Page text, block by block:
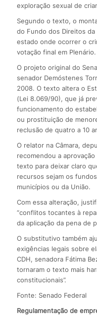
exploração sexual de
Segundo o texto, o
do Fundo dos Direitos
estado onde ocorrer o
votação final em Plenário.
O projeto original do
senador Demóstenes
2008. O texto altera o
(Lei 8.069/90), que já
funcionamento do
ou prostituição de
reclusão de quatro a 10
O relator na Câmara,
recomendou a
texto para deixar claro
recursos sejam os
municípios ou da União.
Com essa alteração,
“conflitos tocantes à
da aplicação da pena de
O substitutivo também
exigências legais sobre
CDH, senadora Fátima
tornaram o texto mais
constitucionais”.
Fonte: Senado Federal
Regulamentação de